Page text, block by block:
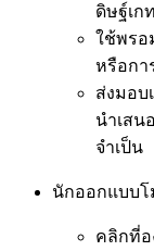
ดิษฐ์เก
ใช้พรอ
หรือกา
ส่งมอบ
นำเสน
จำเป็น
นักออกแบบ
คลิกที่อ